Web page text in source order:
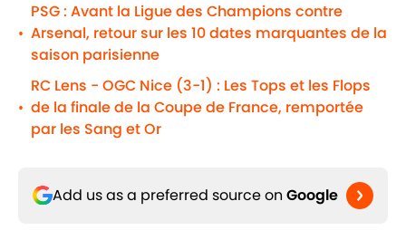
•
PSG : Avant la Ligue des Champions contre
Arsenal, retour sur les 10 dates marquantes de la
saison parisienne
•
RC Lens - OGC Nice (3-1) : Les Tops et les Flops
de la finale de la Coupe de France, remportée
par les Sang et Or
Add us as a preferred source on Google